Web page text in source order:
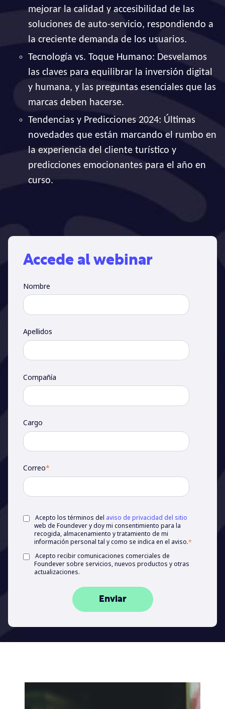
mejorar la calidad y accesibilidad de las
soluciones de auto-servicio, respondiendo a
la creciente demanda de los usuarios.
Tecnología vs. Toque Humano: Desvelamos
las claves para equilibrar la inversión digital
y humana, y las preguntas esenciales que las
marcas deben hacerse.
Tendencias y Predicciones 2024: Últimas
novedades que están marcando el rumbo en
la experiencia del cliente turístico y
predicciones emocionantes para el año en
curso.
Accede al webinar
Nombre
Apellidos
Compañía
Cargo
Correo*
Acepto los términos del aviso de privacidad del sitio
web de Foundever y doy mi consentimiento para la
recogida, almacenamiento y tratamiento de mi
información personal tal y como se indica en el aviso.*
Acepto recibir comunicaciones comerciales de
Foundever sobre servicios, nuevos productos y otras
actualizaciones.